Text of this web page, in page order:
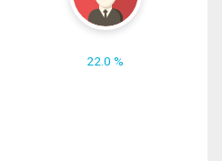
22.0 %